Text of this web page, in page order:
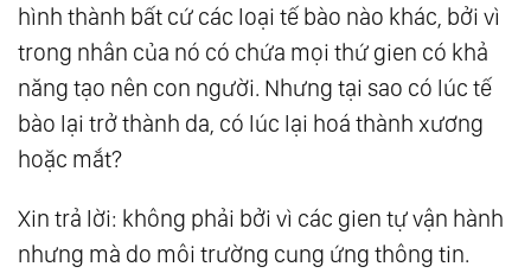
hình thành bất cứ các loại tế bào nào khác, bởi vì
trong nhân của nó có chứa mọi thứ gien có khả
năng tạo nên con người. Nhưng tại sao có lúc tế
bào lại trở thành da, có lúc lại hoá thành xương
hoặc mắt?
Xin trả lời: không phải bởi vì các gien tự vận hành
nhưng mà do môi trường cung ứng thông tin.